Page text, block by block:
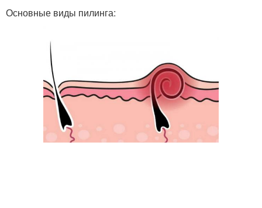
Основные виды пилинга: